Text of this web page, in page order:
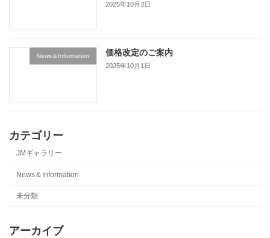
2025年10月3日
News＆Information 価格改定のご案内
2025年10月1日
カテゴリー
JMギャラリー
News＆Information
未分類
アーカイブ